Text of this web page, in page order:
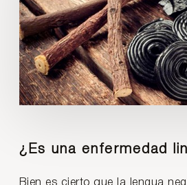
¿Es una enfermedad
Bien es cierto que la lengua